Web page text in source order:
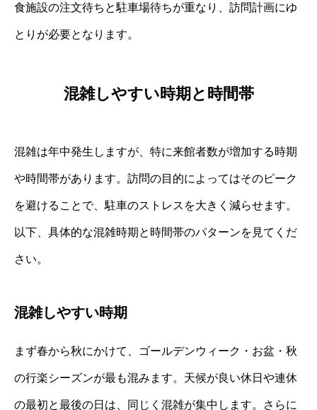
食施設の注文待ちと駐車場待ちが重なり、訪問計画にゆ
とりが必要となります。
混雑しやすい時期と時間帯
混雑は年中発生しますが、特に来館者数が増加する時期
や時間帯があります。訪問の目的によってはそのピーク
を避けることで、駐車のストレスを大きく減らせます。
以下、具体的な混雑時期と時間帯のパターンを見てくだ
さい。
混雑しやすい時期
まず春から秋にかけて、ゴールデンウィーク・お盆・秋
の行楽シーズンが最も混みます。天候が良い休日や連休
の最初と最後の日は、同じく混雑が集中します。さらに